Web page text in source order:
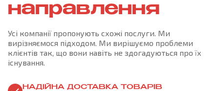
направлення
Усі компанії пропонують схожі послуги. Ми
вирізняємося підходом. Ми вирішуємо проблеми
клієнтів так, що вони навіть не здогадуються про їх
існування.
НАДІЙНА ДОСТАВКА ТОВАРІВ